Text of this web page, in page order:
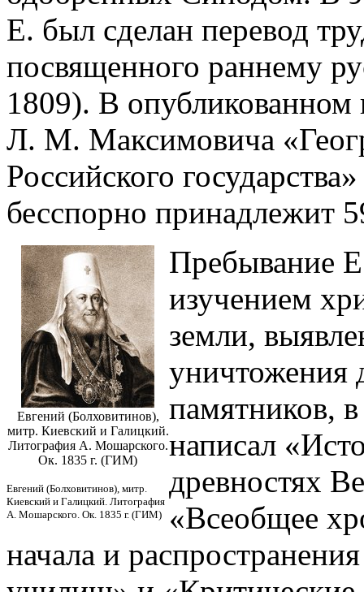
Е. был сделан перевод
посвященного раннему
1809). В
Л. М. Максимовича
Российского
бесспорно принадлежит
Евгений (Болховитинов),
митр. Киевский и Галицкий.
Литография А. Мошарского.
Ок. 1835 г. (ГИМ)
Евгений (Болховитинов), митр.
Киевский и Галицкий. Литография
А. Мошарского. Ок. 1835 г. (ГИМ)
Пребывание
изучением
земли,
уничтожения
памятников,
написал
древностях
«Всеобщее
начала и